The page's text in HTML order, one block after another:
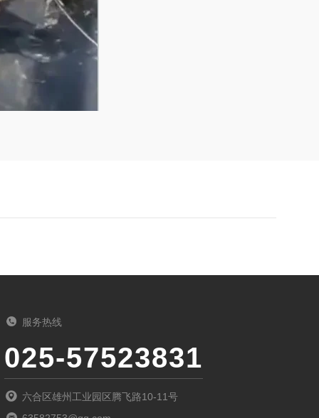
服务热线
025-57523831
六合区雄州工业园区腾飞路10-11号